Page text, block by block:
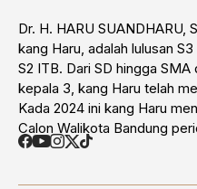
Dr. H. HARU SUANDHARU,
kang Haru, adalah lulusan
S2 ITB. Dari SD hingga
kepala 3, kang Haru telah
Kada 2024 ini kang Haru
Calon Walikota Bandung